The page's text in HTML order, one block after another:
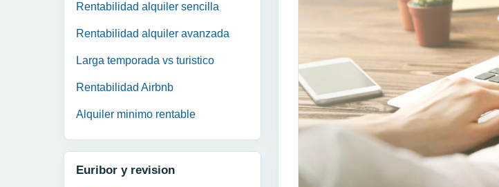
Rentabilidad alquiler sencilla
Rentabilidad alquiler avanzada
Larga temporada vs turistico
Rentabilidad Airbnb
Alquiler minimo rentable
Euribor y revision